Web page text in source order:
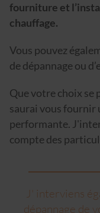
fourniture et
chauffage.
Vous pouvez
de dépannage ou
Que votre choix se
saurai vous
performante.
compte des
J' interviens
dépannage de